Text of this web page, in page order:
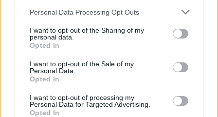
Personal Data Processing Opt Outs
I want to opt-out of the Sharing of my
personal data.
Opted In
I want to opt-out of the Sale of my
Personal Data.
Opted In
I want to opt-out of processing my
Personal Data for Targeted Advertising.
Opted In
Stampa
Vuoi ricevere gli aggiornamenti delle news di TecnoGazzetta?
Inserisci nome ed indirizzo E-Mail: